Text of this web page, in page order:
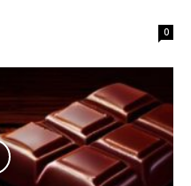
0